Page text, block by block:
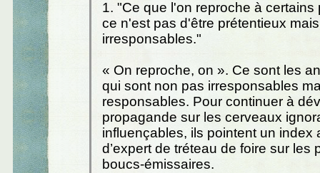
1. "Ce que l'on reproche à certains
ce n'est pas d'être prétentieux mais
irresponsables."
« On reproche, on ». Ce sont les
qui sont non pas irresponsables
responsables. Pour continuer à
propagande sur les cerveaux
influençables, ils pointent un index
d’expert de tréteau de foire sur les
boucs-émissaires.